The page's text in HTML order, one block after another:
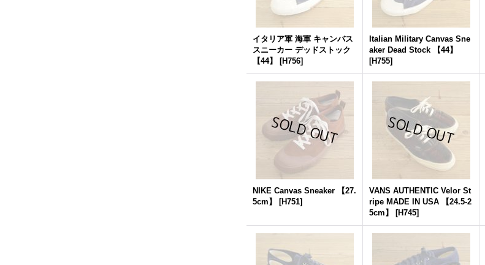
イタリア軍 海軍 キャンバス
スニーカー デッドストック
【44】
[H756]
Italian Military Canvas Sne
aker Dead Stock 【44】
[H755]
NIKE Canvas Sneaker 【27.
5cm】
[H751]
VANS AUTHENTIC Velor St
ripe MADE IN USA 【24.5-2
5cm】
[H745]